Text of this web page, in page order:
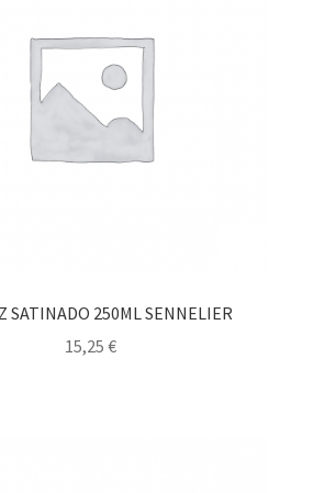
SATINADO 250ML SENNELIER
15,25 €